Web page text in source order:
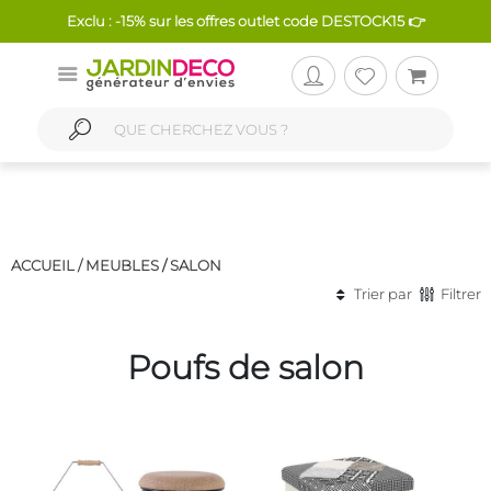
Exclu : -15% sur les offres outlet code DESTOCK15 👉
ACCUEIL / MEUBLES/SALON
Trier par
Filtrer
Poufs de salon